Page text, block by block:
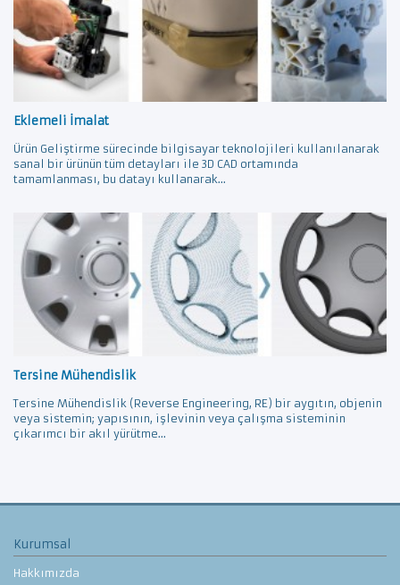
Eklemeli İmalat
Ürün Geliştirme sürecinde bilgisayar teknolojileri kullanılanarak
sanal bir ürünün tüm detayları ile 3D CAD ortamında
tamamlanması, bu datayı kullanarak...
Tersine Mühendislik
Tersine Mühendislik (Reverse Engineering, RE) bir aygıtın, objenin
veya sistemin; yapısının, işlevinin veya çalışma sisteminin
çıkarımcı bir akıl yürütme...
Kurumsal
Hakkımızda